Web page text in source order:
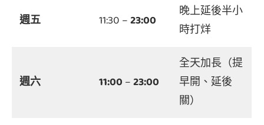
週五 11:30 –23:00
晚上延後半小
時打烊
週六 11:00–23:00
全天加長（提
早開、延後
關）